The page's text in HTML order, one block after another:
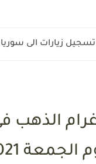
زيارات الى سوريا 2025
الذهب
4/6/2021